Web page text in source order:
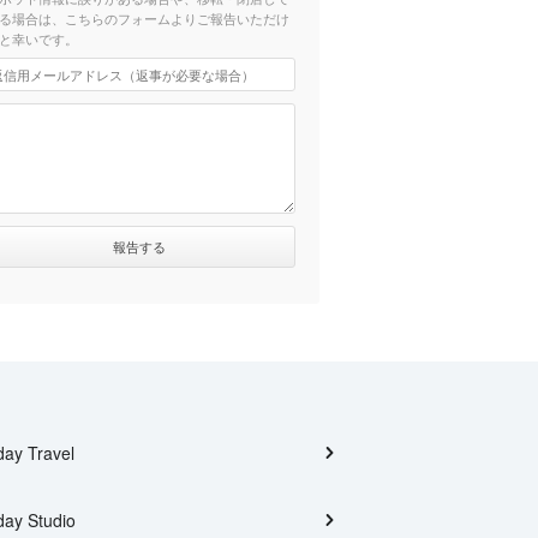
場合は、こちらのフォームよりご報告いただけ
幸いです。
Travel
Studio